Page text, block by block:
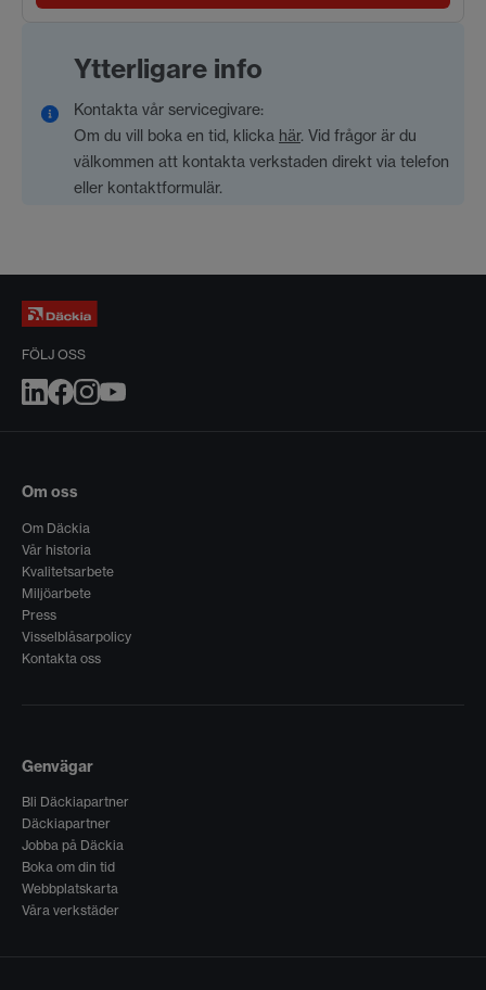
Ytterligare info
Kontakta vår servicegivare:
Om du vill boka en tid, klicka här. Vid frågor är du
välkommen att kontakta verkstaden direkt via telefon
eller kontaktformulär.
FÖLJ OSS
Om oss
Om Däckia
Vår historia
Kvalitetsarbete
Miljöarbete
Press
Visselblåsarpolicy
Kontakta oss
Genvägar
Bli Däckiapartner
Däckiapartner
Jobba på Däckia
Boka om din tid
Webbplatskarta
Våra verkstäder